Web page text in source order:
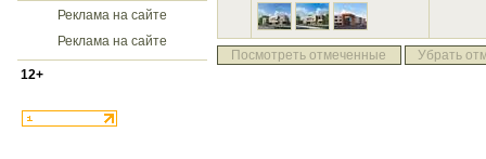
Реклама на сайте
Реклама на сайте
12+
Посмотреть отмеченные Убрать